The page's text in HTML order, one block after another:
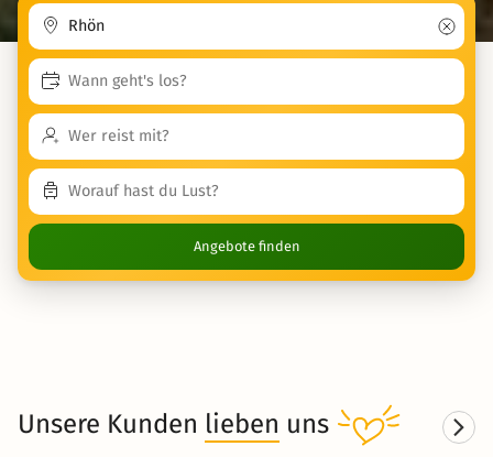
Angebote finden
Unsere Kunden lieben uns